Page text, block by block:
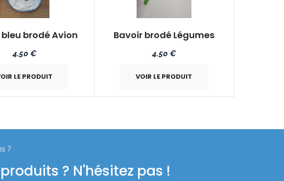
brodé Avion
4.50 €
LE PRODUIT
Bavoir brodé Légumes
4.50 €
VOIR LE PRODUIT
?
? N'hésitez pas !